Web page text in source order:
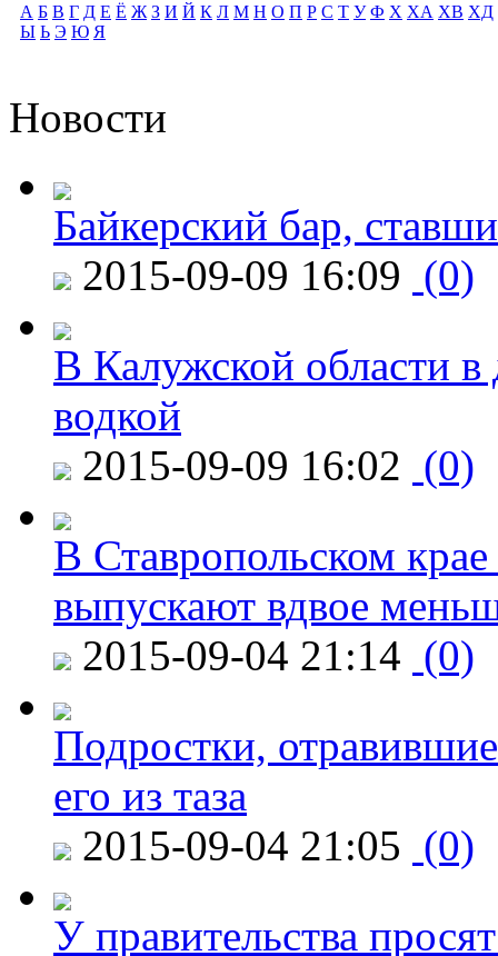
А Б В Г Д Е Ё Ж З И Й К Л М Н О П Р С Т У Ф Х ХА ХВ ХД
Ы Ь Э Ю Я
Новости
Байкерский бар,
2015-09-09 16:09 (0)
В Калужской области в
водкой
2015-09-09 16:02 (0)
В Ставропольском
выпускают вдвое
2015-09-04 21:14 (0)
Подростки,
его из таза
2015-09-04 21:05 (0)
У правительства